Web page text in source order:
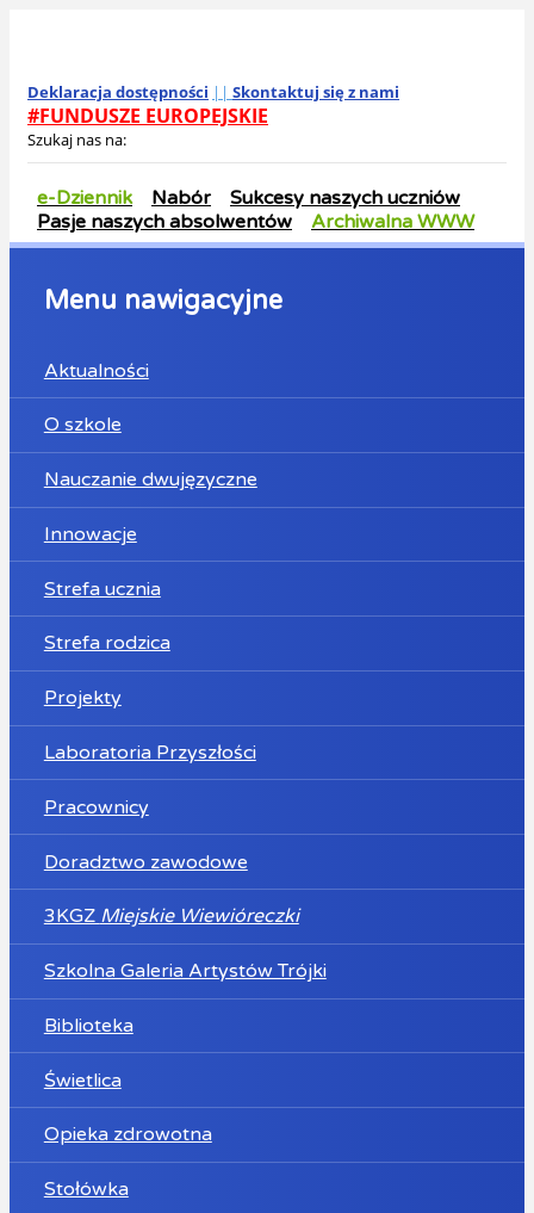
Deklaracja dostępności || Skontaktuj się z nami
#FUNDUSZE EUROPEJSKIE
Szukaj nas na:
e-Dziennik Nabór
Sukcesy naszych uczniów
Pasje naszych absolwentów
Archiwalna WWW
Menu nawigacyjne
Aktualności
O szkole
Nauczanie dwujęzyczne
Innowacje
Strefa ucznia
Strefa rodzica
Projekty
Laboratoria Przyszłości
Pracownicy
Doradztwo zawodowe
3KGZ Miejskie Wiewióreczki
Szkolna Galeria Artystów Trójki
Biblioteka
Świetlica
Opieka zdrowotna
Stołówka